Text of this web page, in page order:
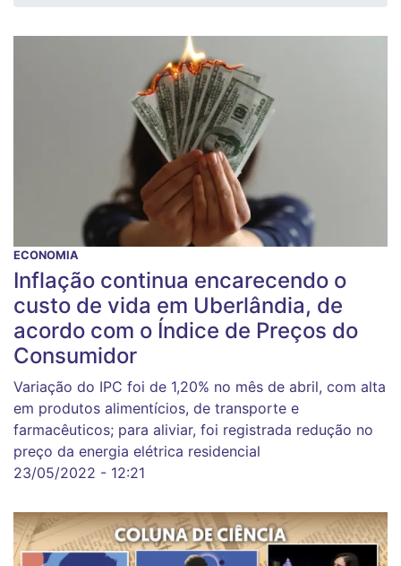
ECONOMIA
Inflação continua encarecendo o
custo de vida em Uberlândia, de
acordo com o Índice de Preços do
Consumidor
Variação do IPC foi de 1,20% no mês de abril, com alta
em produtos alimentícios, de transporte e
farmacêuticos; para aliviar, foi registrada redução no
preço da energia elétrica residencial
23/05/2022 - 12:21